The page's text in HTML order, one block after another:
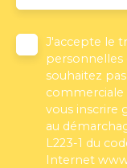
J'accepte le
personnelles
souhaitez
commerciale
vous inscrire
au
L223-1 du
Internet